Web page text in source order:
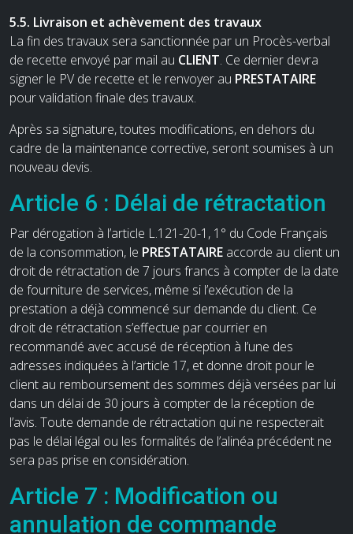
5.5. Livraison et achèvement des travaux
La fin des travaux sera sanctionnée par un Procès-verbal
de recette envoyé par mail au CLIENT. Ce dernier devra
signer le PV de recette et le renvoyer au PRESTATAIRE
pour validation finale des travaux.
Après sa signature, toutes modifications, en dehors du
cadre de la maintenance corrective, seront soumises à un
nouveau devis.
Article 6 : Délai de rétractation
Par dérogation à l’article L.121-20-1, 1° du Code Français
de la consommation, le PRESTATAIRE accorde au client un
droit de rétractation de 7 jours francs à compter de la date
de fourniture de services, même si l’exécution de la
prestation a déjà commencé sur demande du client. Ce
droit de rétractation s’effectue par courrier en
recommandé avec accusé de réception à l’une des
adresses indiquées à l’article 17, et donne droit pour le
client au remboursement des sommes déjà versées par lui
dans un délai de 30 jours à compter de la réception de
l’avis. Toute demande de rétractation qui ne respecterait
pas le délai légal ou les formalités de l’alinéa précédent ne
sera pas prise en considération.
Article 7 : Modification ou
annulation de commande